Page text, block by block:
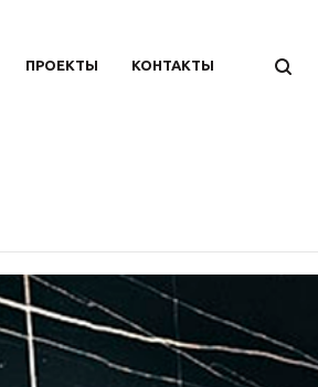
ПРОЕКТЫ КОНТАКТЫ